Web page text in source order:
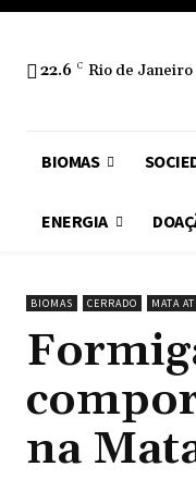
22.6 C Rio de Janeiro
BIOMAS
ENERGIA
BIOMAS CERRADO MATA
na